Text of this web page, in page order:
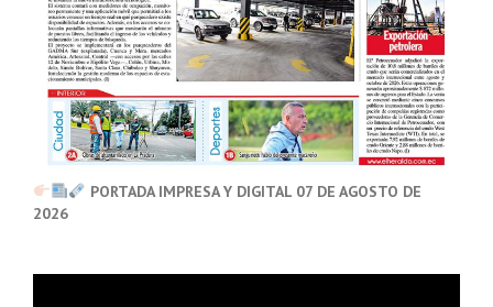
PORTADA IMPRESA Y DIGITAL 07 DE AGOSTO DE
2026